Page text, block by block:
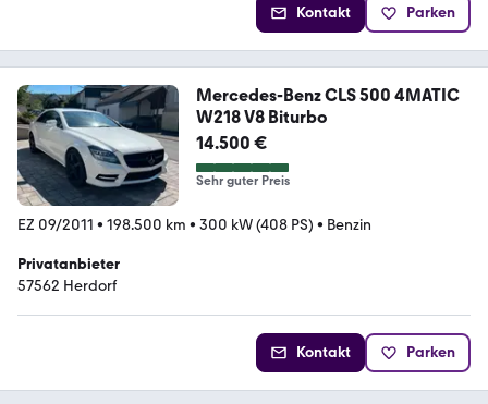
Kontakt Parken
Mercedes-Benz CLS 500 4MATIC
W218 V8 Biturbo
14.500 €
Sehr guter Preis
EZ 09/2011 • 198.500 km • 300 kW (408 PS) • Benzin
Privatanbieter
57562 Herdorf
Kontakt Parken